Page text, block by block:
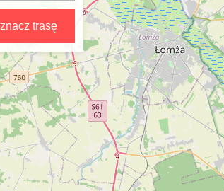
trasę